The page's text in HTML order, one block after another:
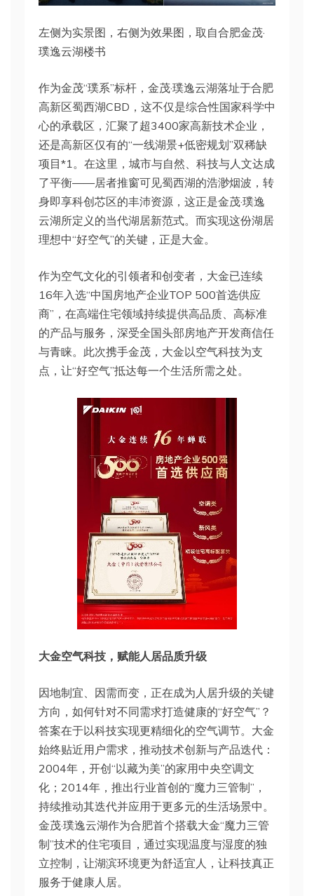
左侧为实景图，右侧为效果图，取自合肥金茂·
璞逸云湖楼书
作为金茂“璞系”标杆，金茂·璞逸云湖落址于合肥
高新区蜀西湖CBD，这不仅是综合性国家科学中
心的承载区，汇聚了超3400家高新技术企业，
还是高新区仅有的“一线湖景+低密规划”双稀缺
项目*1。在这里，城市与自然、科技与人文达成
了平衡——居者推窗可见蜀西湖的浩渺烟波，转
身即享科创芯区的丰沛资源，这正是金茂·璞逸
云湖所定义的当代湖居新范式。而实现这份湖居
理想中“好空气”的关键，正是大金。
作为空气文化的引领者和创变者，大金已连续
16年入选“中国房地产企业TOP 500首选供应
商”，在高端住宅领域持续提供高品质、高标准
的产品与服务，深受全国头部房地产开发商信任
与青睐。此次携手金茂，大金以空气科技为支
点，让“好空气”抵达每一个生活所需之处。
大金空气科技，赋能人居品质升级
因地制宜、因需而变，正在成为人居升级的关键
方向，如何针对不同需求打造健康的“好空气”？
答案在于以科技实现更精细化的空气调节。大金
始终贴近用户需求，推动技术创新与产品迭代：
2004年，开创“以藏为美”的家用中央空调文
化；2014年，推出行业首创的“魔力三管制”，
持续推动其迭代并应用于更多元的生活场景中。
金茂·璞逸云湖作为合肥首个搭载大金“魔力三管
制”技术的住宅项目，通过实现温度与湿度的独
立控制，让湖滨环境更为舒适宜人，让科技真正
服务于健康人居。